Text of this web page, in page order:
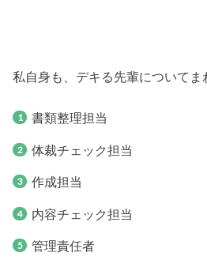
私自身も、デキる先輩についてま
書類整理担当
体裁チェック担当
作成担当
内容チェック担当
管理責任者